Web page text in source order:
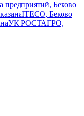
предприятий, Беково
ITECO, Беково
УК РОСТАГРО,